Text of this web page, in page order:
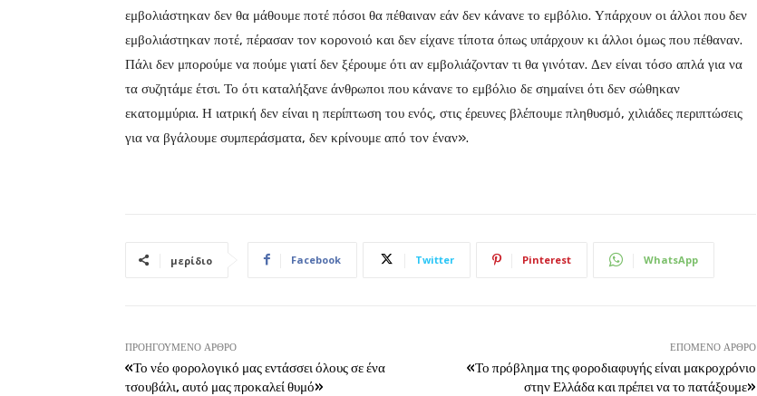
εμβολιάστηκαν δεν θα μάθουμε ποτέ πόσοι θα πέθαιναν εάν δεν κάνανε το εμβόλιο. Υπάρχουν οι άλλοι που δεν
εμβολιάστηκαν ποτέ, πέρασαν τον κορονοιό και δεν είχανε τίποτα όπως υπάρχουν κι άλλοι όμως που πέθαναν.
Πάλι δεν μπορούμε να πούμε γιατί δεν ξέρουμε ότι αν εμβολιάζονταν τι θα γινόταν. Δεν είναι τόσο απλά για να
τα συζητάμε έτσι. Το ότι καταλήξανε άνθρωποι που κάνανε το εμβόλιο δε σημαίνει ότι δεν σώθηκαν
εκατομμύρια. Η ιατρική δεν είναι η περίπτωση του ενός, στις έρευνες βλέπουμε πληθυσμό, χιλιάδες περιπτώσεις
για να βγάλουμε συμπεράσματα, δεν κρίνουμε από τον έναν».
μερίδιο Facebook Twitter Pinterest WhatsApp
ΠΡΟΗΓΟΎΜΕΝΟ ΆΡΘΡΟ
«Το νέο φορολογικό μας εντάσσει όλους σε ένα
τσουβάλι, αυτό μας προκαλεί θυμό»
ΕΠΌΜΕΝΟ ΆΡΘΡΟ
«Το πρόβλημα της φοροδιαφυγής είναι μακροχρόνιο
στην Ελλάδα και πρέπει να το πατάξουμε»